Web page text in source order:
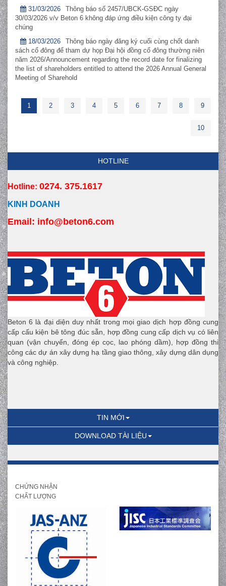
31/03/2026
Thông báo số 2457/UBCK-GSĐC ngày
30/03/2026 v/v Beton 6 không đáp ứng điều kiện công ty đại
chúng
18/03/2026
Thông báo ngày đăng ký cuối cùng chốt danh
sách cổ đông để tham dự họp Đại hội đồng cổ đông thường niên
năm 2026/Announcement regarding the record date for finalizing
the list of shareholders entitled to attend the 2026 Annual General
Meeting of Sharehold
1 2 3 4 5 6 7 8 9
10
HOTLINE
Hotline: 0274. 375.1617
KINH DOANH
Email: info@beton6.com
Beton 6 là đại diện duy nhất trong mọi giao dịch hợp đồng cung
cấp cấu kiện bê tông đúc sẵn, hợp đồng cung cấp dịch vụ có liên
quan (vận chuyển, đóng ép cọc, lao phóng dầm), hợp đồng thi
công các dự án xây dựng hạ tầng giao thông, xây dựng dân dụng
và công nghiệp.
TIN MỚI
DOWNLOAD TÀI LIỆU
CHỨNG NHẬN
CHẤT LƯỢNG